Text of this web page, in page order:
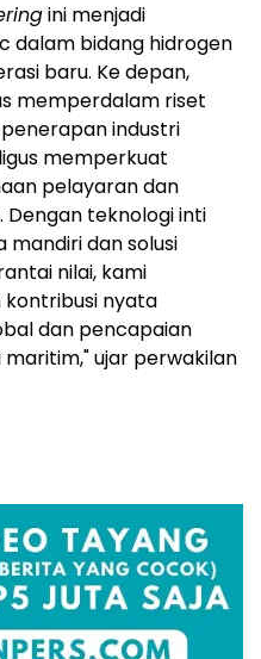
ini menjadi
dalam bidang hidrogen
baru. Ke depan,
memperdalam riset
industri
memperkuat
pelayaran dan
teknologi inti
dan solusi
nilai, kami
nyata
dan pencapaian
ujar perwakilan